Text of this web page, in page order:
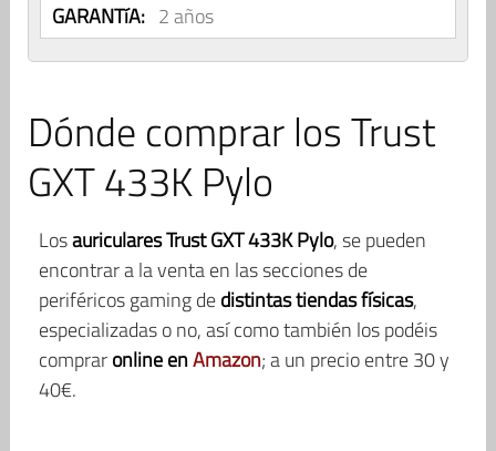
GARANTíA: 2 años
Dónde comprar los Trust
GXT 433K Pylo
Losauriculares Trust GXT 433K Pylo, se pueden
encontrar a la venta en las secciones de
periféricos gaming dedistintas tiendas físicas,
especializadas o no, así como también los podéis
compraronline enAmazon; a un precio entre 30 y
40€.